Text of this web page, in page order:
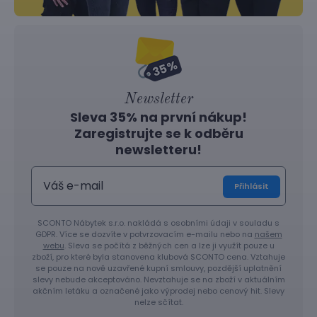
Newsletter
Sleva 35% na první nákup!
Zaregistrujte se k odběru
newsletteru!
Přihlásit
SCONTO Nábytek s.r.o. nakládá s osobními údaji v souladu s
GDPR. Více se dozvíte v potvrzovacím e-mailu nebo na našem
webu. Sleva se počítá z běžných cen a lze ji využít pouze u
zboží, pro které byla stanovena klubová SCONTO cena. Vztahuje
se pouze na nově uzavřené kupní smlouvy, pozdější uplatnění
slevy nebude akceptováno. Nevztahuje se na zboží v aktuálním
akčním letáku a označené jako výprodej nebo cenový hit. Slevy
nelze sčítat.